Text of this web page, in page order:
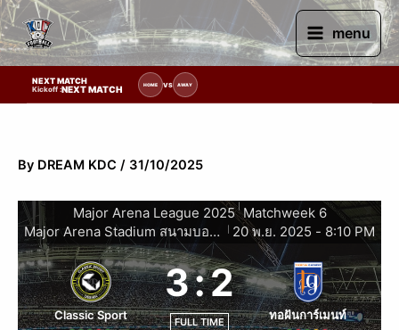
Skip
to
content
menu
NEXT MATCH
Kickoff :NEXT MATCH HOME VS AWAY
วันแข่งขัน | รอข้อมูลทีมแข่งขัน
By DREAM KDC / 31/10/2025
Major Arena League 2025 | Matchweek 6
Major Arena Stadium สนามบอลหญ้าเทียมในร่มขอนแก่น
20 พ.ย. 2025 - 8:10 PM
Classic Sport
3:2
FULL TIME
ทอฝันการ์เมนท์